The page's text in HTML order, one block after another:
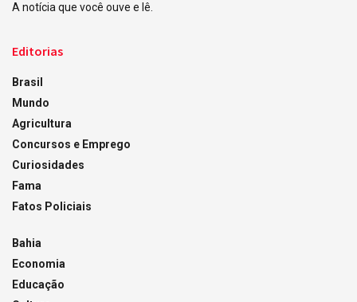
A notícia que você ouve e lê.
Editorias
Brasil
Mundo
Agricultura
Concursos e Emprego
Curiosidades
Fama
Fatos Policiais
Bahia
Economia
Educação